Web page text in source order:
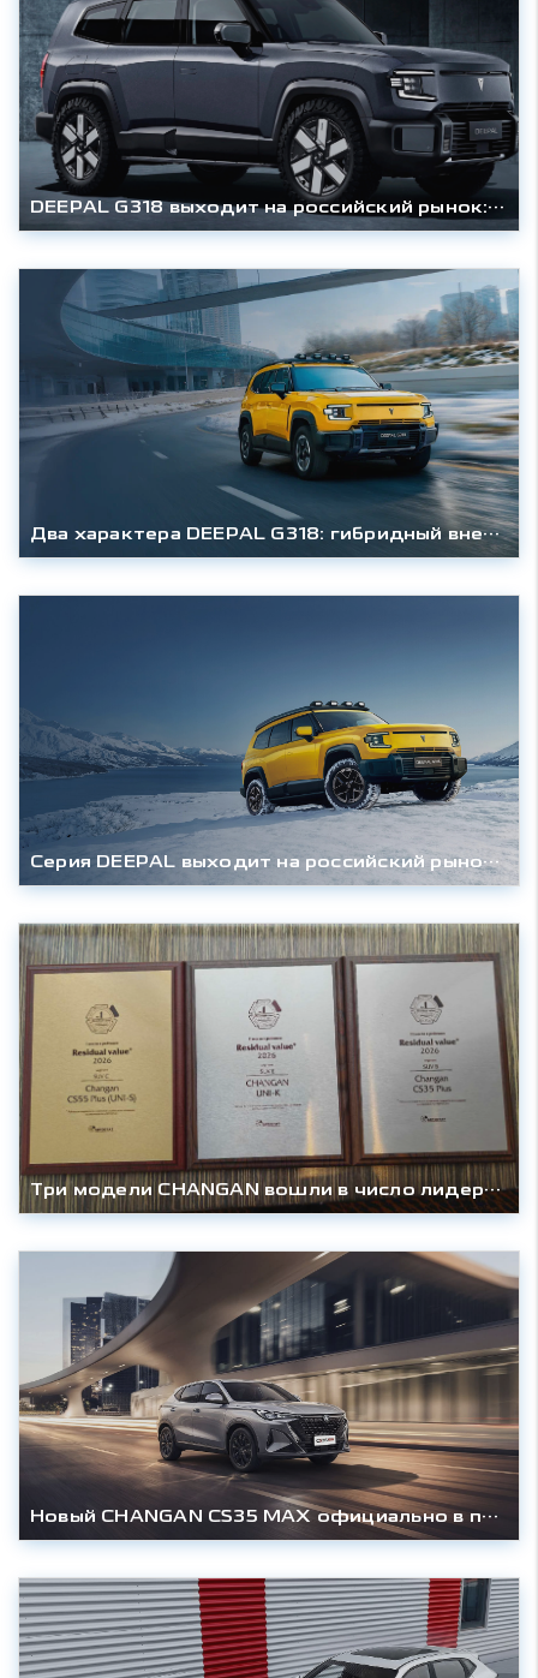
DEEPAL G318 выходит на российский рынок: гибридный внедорожник доступен от 4 407 000 рублей
Два характера DEEPAL G318: гибридный внедорожник доступен в оснащениях «Техно» и «Эверест»
Серия DEEPAL выходит на российский рынок с гибридным внедорожником G318
Три модели CHANGAN вошли в число лидеров рейтинга Residual Value 2026 по версии «Автостата»
Новый CHANGAN CS35 MAX официально в продаже: передовые технологии и стильный дизайн становятся еще доступнее